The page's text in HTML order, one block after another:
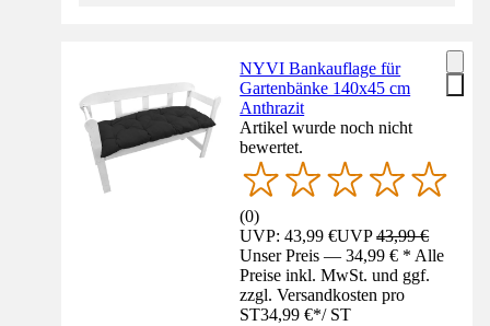
NYVI Bankauflage für
Gartenbänke 140x45 cm
Anthrazit
Artikel wurde noch nicht
bewertet.
(0)
UVP: 43,99 €UVP43,99 €
Unser Preis — 34,99 € * Alle
Preise inkl. MwSt. und ggf.
zzgl. Versandkosten pro
ST34,99 €*/ ST